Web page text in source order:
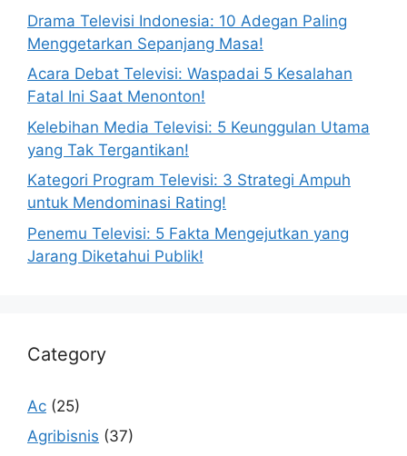
Drama Televisi Indonesia: 10 Adegan Paling
Menggetarkan Sepanjang Masa!
Acara Debat Televisi: Waspadai 5 Kesalahan
Fatal Ini Saat Menonton!
Kelebihan Media Televisi: 5 Keunggulan Utama
yang Tak Tergantikan!
Kategori Program Televisi: 3 Strategi Ampuh
untuk Mendominasi Rating!
Penemu Televisi: 5 Fakta Mengejutkan yang
Jarang Diketahui Publik!
Category
Ac (25)
Agribisnis (37)